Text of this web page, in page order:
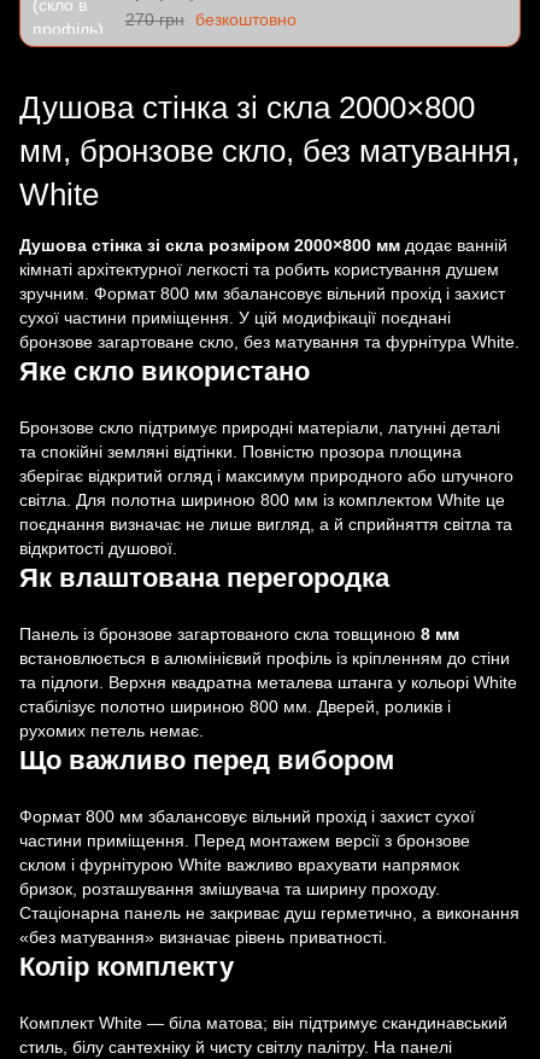
270 грн безкоштовно
Душова стінка зі скла 2000×800
мм, бронзове скло, без матування,
White
Душова стінка зі скла розміром 2000×800 мм додає ванній
кімнаті архітектурної легкості та робить користування душем
зручним. Формат 800 мм збалансовує вільний прохід і захист
сухої частини приміщення. У цій модифікації поєднані
бронзове загартоване скло, без матування та фурнітура White.
Яке скло використано
Бронзове скло підтримує природні матеріали, латунні деталі
та спокійні земляні відтінки. Повністю прозора площина
зберігає відкритий огляд і максимум природного або штучного
світла. Для полотна шириною 800 мм із комплектом White це
поєднання визначає не лише вигляд, а й сприйняття світла та
відкритості душової.
Як влаштована перегородка
Панель із бронзове загартованого скла товщиною 8 мм
встановлюється в алюмінієвий профіль із кріпленням до стіни
та підлоги. Верхня квадратна металева штанга у кольорі White
стабілізує полотно шириною 800 мм. Дверей, роликів і
рухомих петель немає.
Що важливо перед вибором
Формат 800 мм збалансовує вільний прохід і захист сухої
частини приміщення. Перед монтажем версії з бронзове
склом і фурнітурою White важливо врахувати напрямок
бризок, розташування змішувача та ширину проходу.
Стаціонарна панель не закриває душ герметично, а виконання
«без матування» визначає рівень приватності.
Колір комплекту
Комплект White — біла матова; він підтримує скандинавський
стиль, білу сантехніку й чисту світлу палітру. На панелі